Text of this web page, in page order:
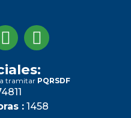
tramitar PQRSDF
: 1458